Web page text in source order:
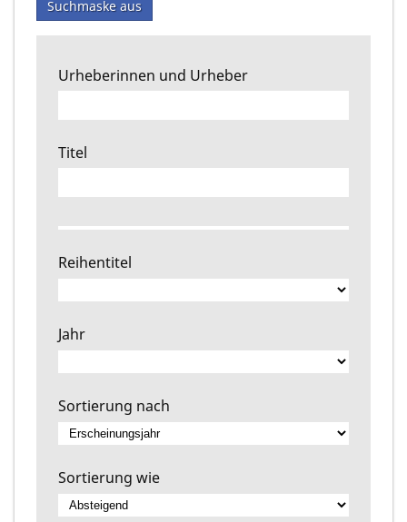
Suchmaske aus
Urheberinnen und Urheber
Titel
Reihentitel
Jahr
Sortierung nach
Sortierung wie